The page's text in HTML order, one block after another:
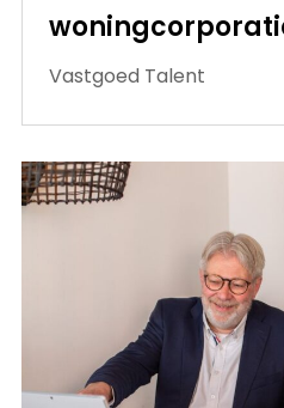
Vastgoed Talent